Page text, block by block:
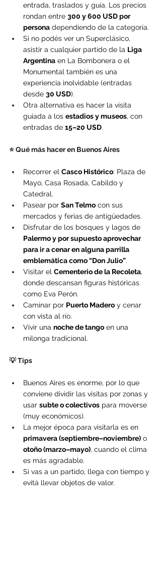
entrada, traslados y guía. Los precios
rondan entre 300 y 600 USD por
persona dependiendo de la categoría.
Si no podés ver un Superclásico,
asistir a cualquier partido de la Liga
Argentina en La Bombonera o el
Monumental también es una
experiencia inolvidable (entradas
desde 30 USD).
Otra alternativa es hacer la visita
guiada a los estadios y museos, con
entradas de 15–20 USD.
⭐ Qué más hacer en Buenos Aires
Recorrer el Casco Histórico: Plaza de
Mayo, Casa Rosada, Cabildo y
Catedral.
Pasear por San Telmo con sus
mercados y ferias de antigüedades.
Disfrutar de los bosques y lagos de
Palermo y por supuesto aprovechar
para ir a cenar en alguna parrilla
emblemática como “Don Julio”.
Visitar el Cementerio de la Recoleta,
donde descansan figuras históricas
como Eva Perón.
Caminar por Puerto Madero y cenar
con vista al río.
Vivir una noche de tango en una
milonga tradicional.
💡 Tips
Buenos Aires es enorme, por lo que
conviene dividir las visitas por zonas y
usar subte o colectivos para moverse
(muy económicos).
La mejor época para visitarla es en
primavera (septiembre–noviembre) o
otoño (marzo–mayo), cuando el clima
es más agradable.
Si vas a un partido, llega con tiempo y
evitá llevar objetos de valor.